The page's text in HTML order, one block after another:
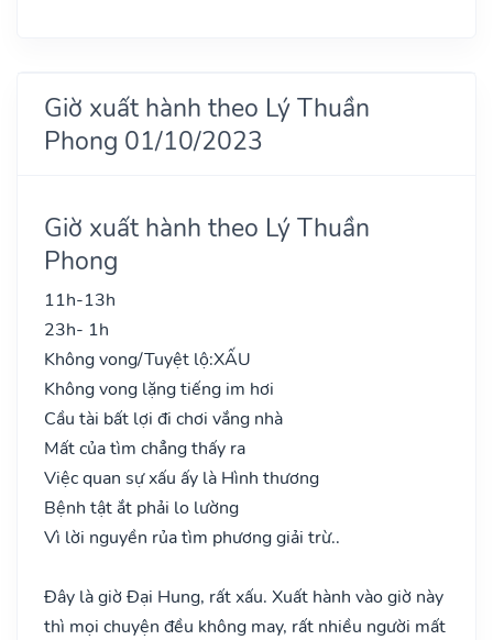
Giờ xuất hành theo Lý Thuần
Phong 01/10/2023
Giờ xuất hành theo Lý Thuần
Phong
11h-13h
23h- 1h
Không vong/Tuyệt lộ:XẤU
Không vong lặng tiếng im hơi
Cầu tài bất lợi đi chơi vắng nhà
Mất của tìm chẳng thấy ra
Việc quan sự xấu ấy là Hình thương
Bệnh tật ắt phải lo lường
Vì lời nguyền rủa tìm phương giải trừ..
Đây là giờ Đại Hung, rất xấu. Xuất hành vào giờ này
thì mọi chuyện đều không may, rất nhiều người mất